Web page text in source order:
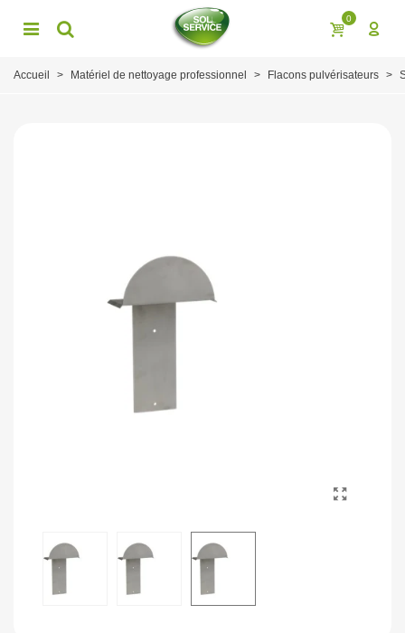
0
Accueil > Matériel de nettoyage professionnel > Flacons pulvérisateurs >